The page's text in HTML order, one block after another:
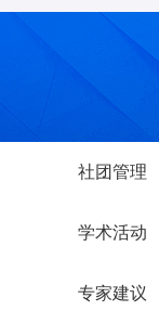
社团管理
学术活动
专家建议